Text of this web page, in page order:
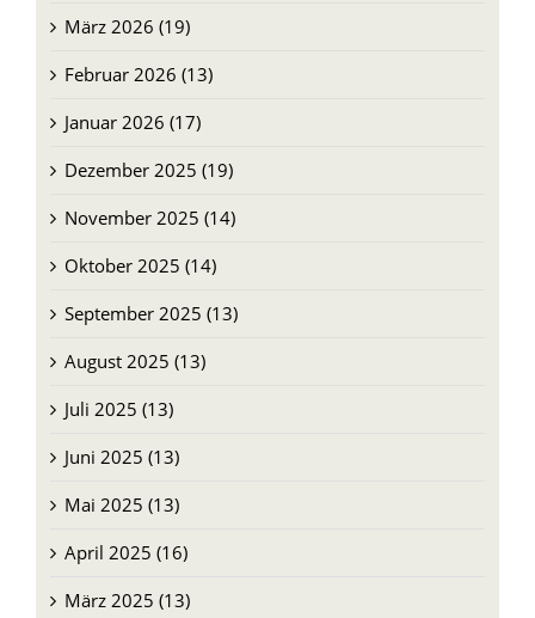
März 2026 (19)
Februar 2026 (13)
Januar 2026 (17)
Dezember 2025 (19)
November 2025 (14)
Oktober 2025 (14)
September 2025 (13)
August 2025 (13)
Juli 2025 (13)
Juni 2025 (13)
Mai 2025 (13)
April 2025 (16)
März 2025 (13)